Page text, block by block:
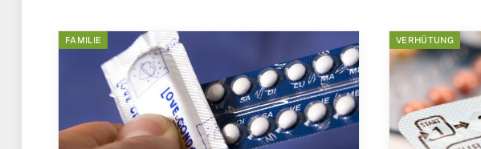
FAMILIE VERHÜTUNG